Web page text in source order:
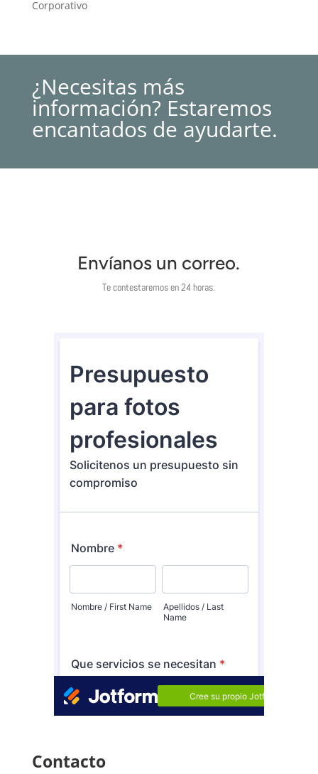
Corporativo
¿Necesitas más
información? Estaremos
encantados de ayudarte.
Envíanos un correo.
Te contestaremos en 24 horas.
Contacto